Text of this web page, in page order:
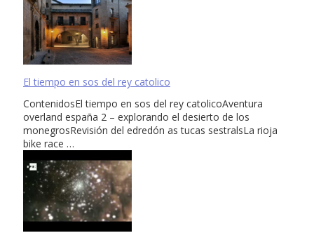
El tiempo en sos del rey catolico
ContenidosEl tiempo en sos del rey catolicoAventura
overland españa 2 – explorando el desierto de los
monegrosRevisión del edredón as tucas sestralsLa rioja
bike race …